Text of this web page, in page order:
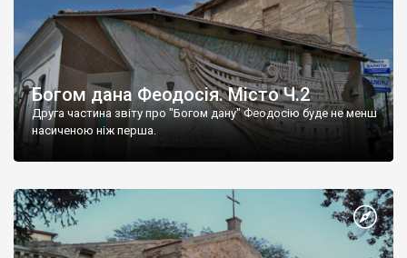
Богом дана Феодосія. Місто Ч.2
Друга частина звіту про "Богом дану" Феодосію буде не менш
насиченою ніж перша.